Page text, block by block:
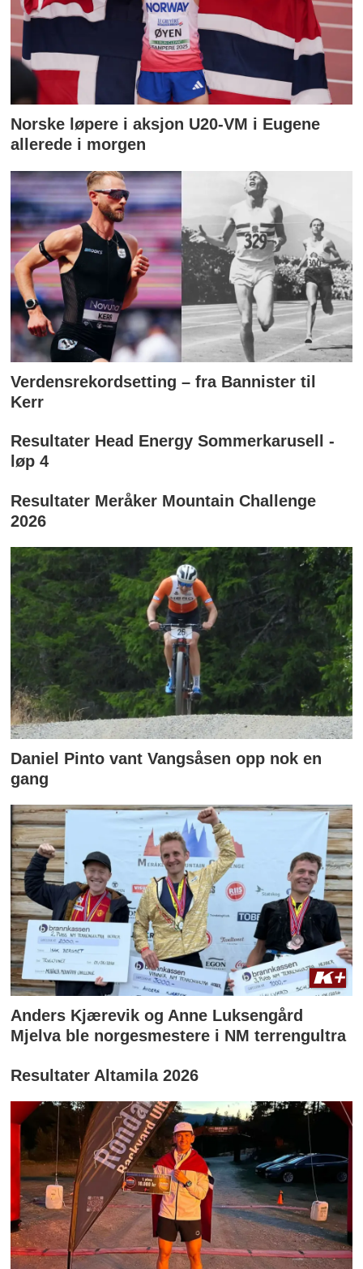
Norske løpere i aksjon U20-VM i Eugene
allerede i morgen
Verdensrekordsetting – fra Bannister til
Kerr
Resultater Head Energy Sommerkarusell -
løp 4
Resultater Meråker Mountain Challenge
2026
Daniel Pinto vant Vangsåsen opp nok en
gang
Anders Kjærevik og Anne Luksengård
Mjelva ble norgesmestere i NM terrengultra
Resultater Altamila 2026